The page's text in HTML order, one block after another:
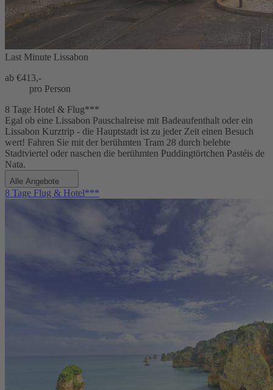
Last Minute Lissabon
ab €413,-
pro Person
8 Tage Hotel & Flug***
Egal ob eine Lissabon Pauschalreise mit Badeaufenthalt oder ein
Lissabon Kurztrip - die Hauptstadt ist zu jeder Zeit einen Besuch
wert! Fahren Sie mit der berühmten Tram 28 durch belebte
Stadtviertel oder naschen die berühmten Puddingtörtchen Pastéis de
Nata.
Alle Angebote
8 Tage Flug & Hotel***